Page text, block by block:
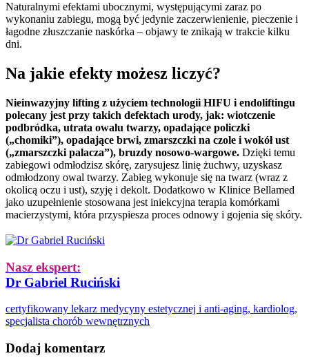
Naturalnymi efektami ubocznymi, występującymi zaraz po
wykonaniu zabiegu, mogą być jedynie zaczerwienienie, pieczenie i
łagodne złuszczanie naskórka – objawy te znikają w trakcie kilku
dni.
Na jakie efekty możesz liczyć?
Nieinwazyjny lifting z użyciem technologii HIFU i endoliftingu
polecany jest przy takich defektach urody, jak: wiotczenie
podbródka, utrata owalu twarzy, opadające policzki
(„chomiki”), opadające brwi, zmarszczki na czole i wokół ust
(„zmarszczki palacza”), bruzdy nosowo-wargowe. Dzięki temu
zabiegowi odmłodzisz skórę, zarysujesz linię żuchwy, uzyskasz
odmłodzony owal twarzy. Zabieg wykonuje się na twarz (wraz z
okolicą oczu i ust), szyję i dekolt. Dodatkowo w Klinice Bellamed
jako uzupełnienie stosowana jest iniekcyjna terapia komórkami
macierzystymi, która przyspiesza proces odnowy i gojenia się skóry.
Nasz ekspert:
Dr Gabriel Ruciński
certyfikowany lekarz medycyny estetycznej i anti-aging, kardiolog,
specjalista chorób wewnętrznych
Dodaj komentarz